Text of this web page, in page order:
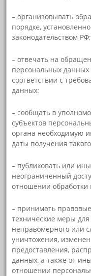
– организовывать
порядке,
законодательством РФ;
– отвечать на
персональных данных
соответствии с
данных;
– сообщать в
субъектов
органа необходимую
даты получения
– публиковать или
неограниченный
отношении
– принимать
технические меры
неправомерного или
уничтожения,
предоставления,
данных, а также от
отношении